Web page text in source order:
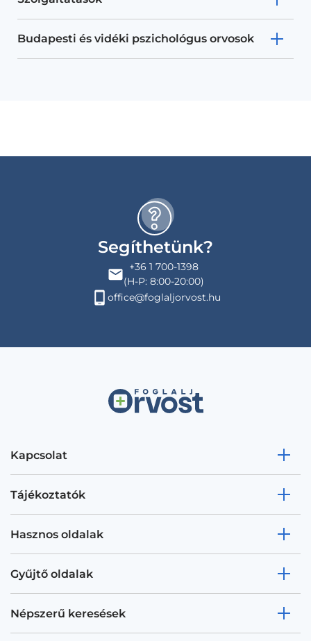
Budapesti és vidéki pszichológus orvosok
Segíthetünk?
+36 1 700-1398
(H-P: 8:00-20:00)
office@foglaljorvost.hu
Kapcsolat
Tájékoztatók
Hasznos oldalak
Gyűjtő oldalak
Népszerű keresések